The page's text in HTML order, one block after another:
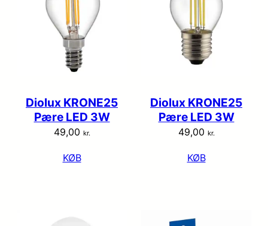
Diolux KRONE25
Pære LED 3W
49,00 kr.
KØB
Diolux KRONE25
Pære LED 3W
49,00 kr.
KØB